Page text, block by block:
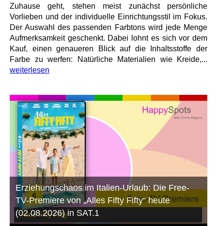
Zuhause geht, stehen meist zunächst persönliche
Vorlieben und der individuelle Einrichtungsstil im Fokus.
Der Auswahl des passenden Farbtons wird jede Menge
Aufmerksamkeit geschenkt. Dabei lohnt es sich vor dem
Kauf, einen genaueren Blick auf die Inhaltsstoffe der
Farbe zu werfen: Natürliche Materialien wie Kreide,...
weiterlesen
Erziehungschaos im Italien-Urlaub: Die Free-
TV-Premiere von „Alles Fifty Fifty“ heute
(02.08.2026) in SAT.1